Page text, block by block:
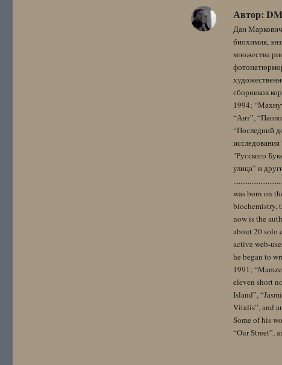
Автор: DM
Дан
биохимик,
множества
сборников
1994;
“Ант”,
“Последний
"Русского
улица” и
was born on
biochemistry,
now is the
about 20 solo
active web-
he began to
1991;
eleven short
Island”,
Vitalis”, and
Some of his
“Our Street”,